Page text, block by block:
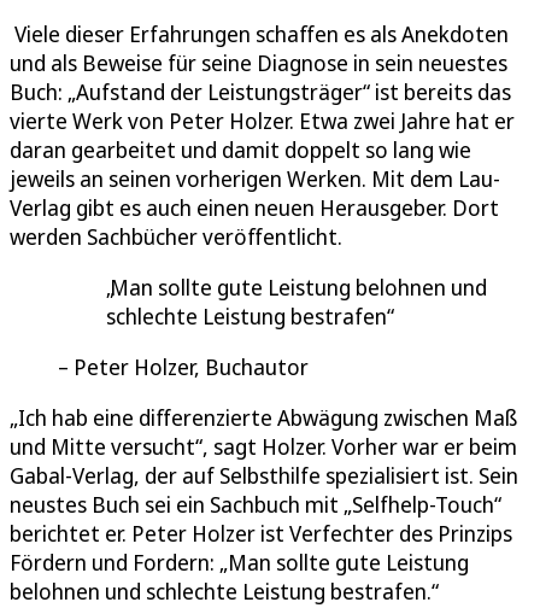
Viele dieser Erfahrungen schaffen es als Anekdoten
und als Beweise für seine Diagnose in sein neuestes
Buch: „Aufstand der Leistungsträger“ ist bereits das
vierte Werk von Peter Holzer. Etwa zwei Jahre hat er
daran gearbeitet und damit doppelt so lang wie
jeweils an seinen vorherigen Werken. Mit dem Lau-
Verlag gibt es auch einen neuen Herausgeber. Dort
werden Sachbücher veröffentlicht.
Man sollte gute Leistung belohnen und
schlechte Leistung bestrafen
Peter Holzer, Buchautor
„Ich hab eine differenzierte Abwägung zwischen Maß
und Mitte versucht“, sagt Holzer. Vorher war er beim
Gabal-Verlag, der auf Selbsthilfe spezialisiert ist. Sein
neustes Buch sei ein Sachbuch mit „Selfhelp-Touch“
berichtet er. Peter Holzer ist Verfechter des Prinzips
Fördern und Fordern: „Man sollte gute Leistung
belohnen und schlechte Leistung bestrafen.“